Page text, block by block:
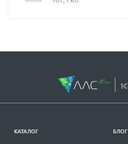
КАТАЛОГ БЛОГ